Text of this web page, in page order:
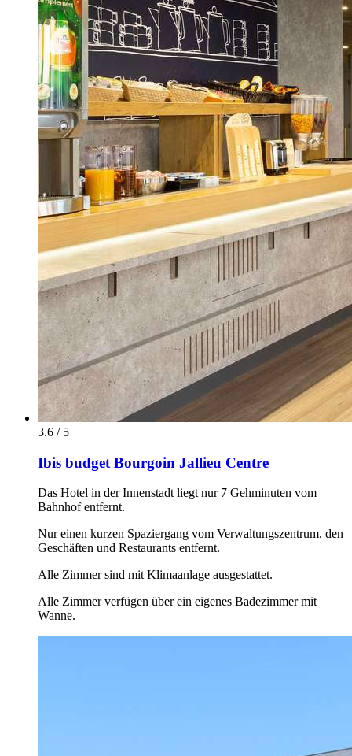
3.6 / 5
Ibis budget Bourgoin Jallieu Centre
Das Hotel in der Innenstadt liegt nur 7 Gehminuten vom
Bahnhof entfernt.
Nur einen kurzen Spaziergang vom Verwaltungszentrum, den
Geschäften und Restaurants entfernt.
Alle Zimmer sind mit Klimaanlage ausgestattet.
Alle Zimmer verfügen über ein eigenes Badezimmer mit
Wanne.